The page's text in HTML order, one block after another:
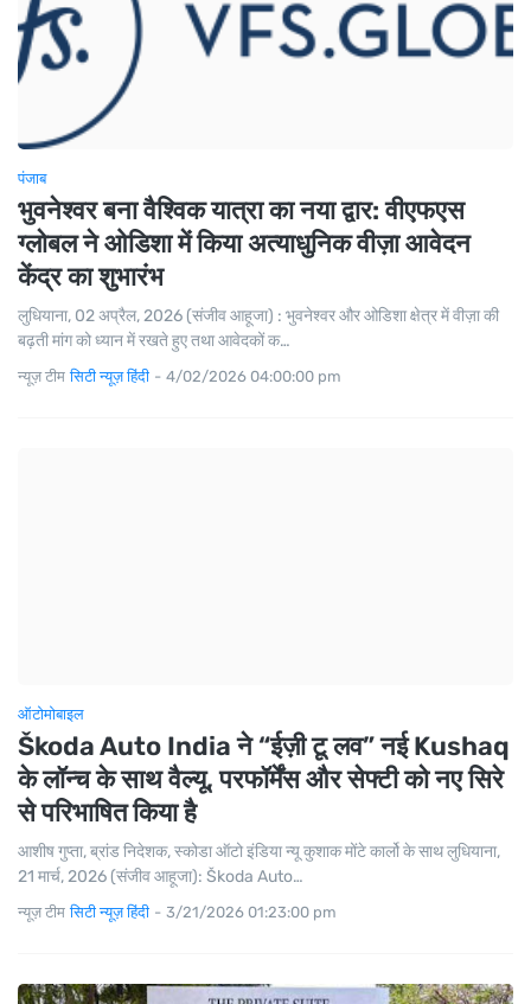
पंजाब
भुवनेश्वर बना वैश्विक यात्रा का नया द्वार: वीएफएस
ग्लोबल ने ओडिशा में किया अत्याधुनिक वीज़ा आवेदन
केंद्र का शुभारंभ
लुधियाना, 02 अप्रैल, 2026 (संजीव आहूजा) : भुवनेश्वर और ओडिशा क्षेत्र में वीज़ा की
बढ़ती मांग को ध्यान में रखते हुए तथा आवेदकों क…
न्यूज़ टीम सिटी न्यूज़ हिंदी - 4/02/2026 04:00:00 pm
ऑटोमोबाइल
Škoda Auto India ने “ईज़ी टू लव” नई Kushaq
के लॉन्च के साथ वैल्यू, परफॉर्मेंस और सेफ्टी को नए सिरे
से परिभाषित किया है
आशीष गुप्ता, ब्रांड निदेशक, स्कोडा ऑटो इंडिया न्यू कुशाक मोंटे कार्लो के साथ लुधियाना,
21 मार्च, 2026 (संजीव आहूजा): Škoda Auto…
न्यूज़ टीम सिटी न्यूज़ हिंदी - 3/21/2026 01:23:00 pm